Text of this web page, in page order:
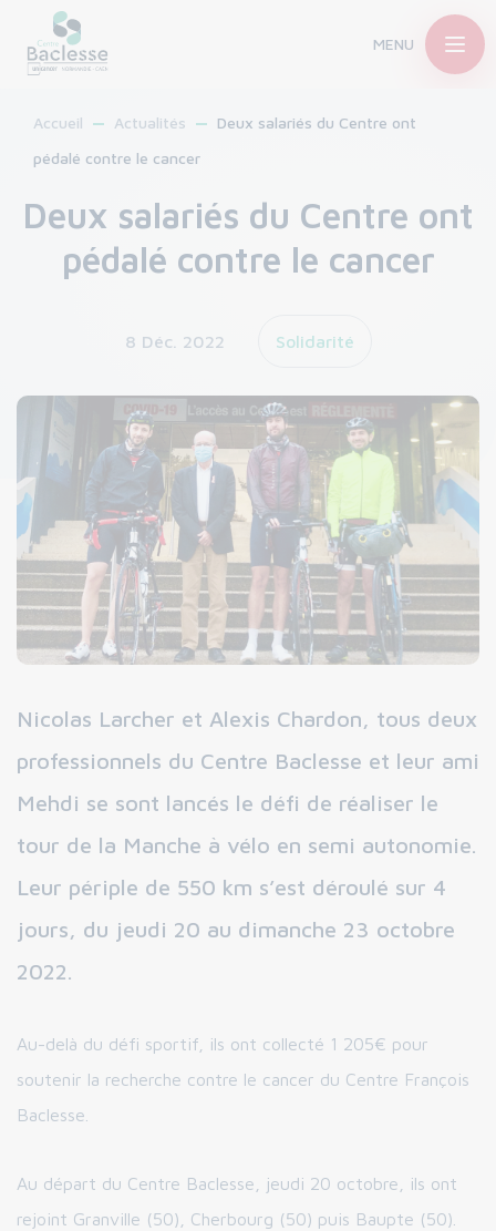
MENU
Accueil Actualités
Deux salariés du Centre ont
pédalé contre le cancer
Deux salariés du Centre ont
pédalé contre le cancer
8 Déc. 2022 Solidarité
Nicolas Larcher et Alexis Chardon, tous deux
professionnels du Centre Baclesse et leur ami
Mehdi se sont lancés le défi de réaliser le
tour de la Manche à vélo en semi autonomie.
Leur périple de 550 km s’est déroulé sur 4
jours, du jeudi 20 au dimanche 23 octobre
2022.
Au-delà du défi sportif, ils ont collecté 1 205€ pour
soutenir la recherche contre le cancer du Centre François
Baclesse.
Au départ du Centre Baclesse, jeudi 20 octobre, ils ont
rejoint Granville (50), Cherbourg (50) puis Baupte (50).